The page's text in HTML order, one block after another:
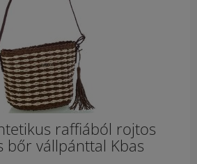
raffiából rojtos
bőr vállpánttal Kbas